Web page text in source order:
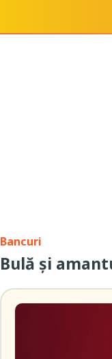
Bancuri
Bulă și